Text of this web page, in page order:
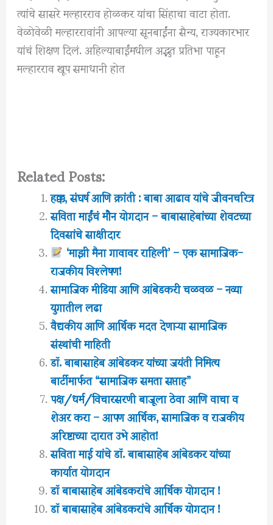
त्यांचे सासरे मल्हारराव होळकर यांचा सिंहाचा वाटा होता.
वेळोवेळी मल्हाररावांनी आपल्या सूनबाईंना सैन्य, राज्यकारभार
यांचं शिक्षण दिलं. अहिल्याबाईंमधील अद्भुत प्रतिभा पाहून
मल्हारराव खूप समाधानी होत
Related Posts:
हक्क, संघर्ष आणि क्रांती : बाबा आढाव यांचे जीवनचरित्र
सविता माईंचं मौन योगदान – बाबासाहेबांच्या शेवटच्या
दिवसांचे साक्षीदार
‘माझी मैना गावावर राहिली’ – एक सामाजिक-
राजकीय विश्लेषण!
सामाजिक मीडिया आणि आंबेडकरी चळवळ – नव्या
युगातील लढा
वैद्यकीय आणि आर्थिक मदत देणाऱ्या सामाजिक
संस्थांची माहिती
डॉ. बाबासाहेब आंबेडकर यांच्या जयंती निमित्य
बार्टीमार्फत “सामाजिक समता सप्ताह”
पक्ष/धर्म/विचारसरणी बाजूला ठेवा आणि वाचा व
शेअर करा – आपण आर्थिक, सामाजिक व राजकीय
अरिष्टाच्या दारात उभे आहोत!
सविता माई यांचे डॉ. बाबासाहेब आंबेडकर यांच्या
कार्यात योगदान
डॉ बाबासाहेब आंबेडकरांचे आर्थिक योगदान !
डॉ बाबासाहेब आंबेडकरांचे आर्थिक योगदान !